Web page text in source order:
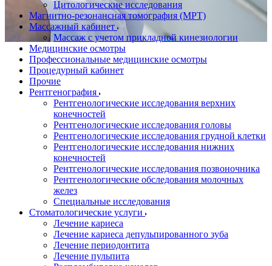
Цитологические исследования
Магнитно-резонансная томография (МРТ)
Массажный кабинет
Массаж с учетом прикладной кинезиологии
Медицинские осмотры
Профессиональные медицинские осмотры
Процедурный кабинет
Прочие
Рентгенография
Рентгенологические исследования верхних
конечностей
Рентгенологические исследования головы
Рентгенологические исследования грудной клетки
Рентгенологические исследования нижних
конечностей
Рентгенологические исследования позвоночника
Рентгенологические обследования молочных
желез
Специальные исследования
Стоматологические услуги
Лечение кариеса
Лечение кариеса депульпированного зуба
Лечение периодонтита
Лечение пульпита